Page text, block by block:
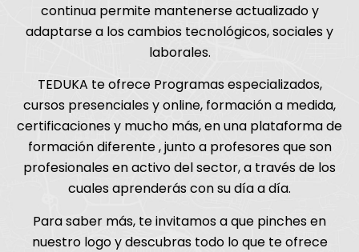
continua permite mantenerse actualizado y
adaptarse a los cambios tecnológicos, sociales y
laborales.
TEDUKA te ofrece Programas especializados,
cursos presenciales y online, formación a medida,
certificaciones y mucho más, en una plataforma de
formación diferente , junto a profesores que son
profesionales en activo del sector, a través de los
cuales aprenderás con su día a día.
Para saber más, te invitamos a que pinches en
nuestro logo y descubras todo lo que te ofrece